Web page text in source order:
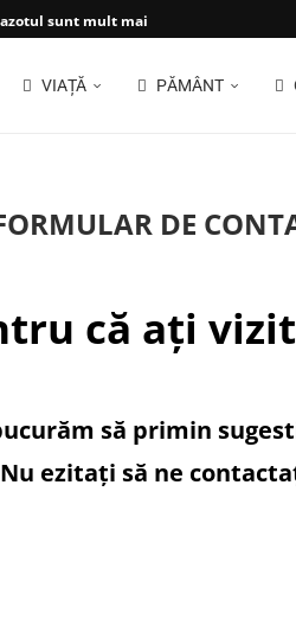
sunt mult mai...
VIAȚĂ PĂMÂNT
DE
că ați
să primin
ezitați să ne